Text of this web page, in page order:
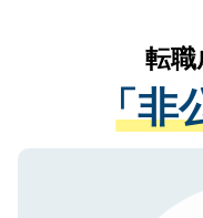
は、個人情
管理基準を
る、プライ
で、機密保
かがいして
経験をまじ
させていた
ない方には
ので、まず
転
「非